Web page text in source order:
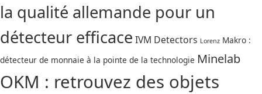
la qualité allemande pour un
détecteur efficace IVM Detectors Lorenz Makro :
détecteur de monnaie à la pointe de la technologie Minelab
OKM : retrouvez des objets